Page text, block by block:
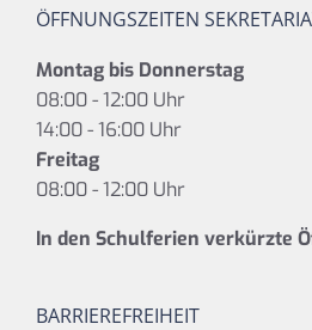
ÖFFNUNGSZEITEN
Montag bis Donnerstag
08:00 - 12:00 Uhr
14:00 - 16:00 Uhr
Freitag
08:00 - 12:00 Uhr
In den Schulferien verkürzte
BARRIEREFREIHEIT